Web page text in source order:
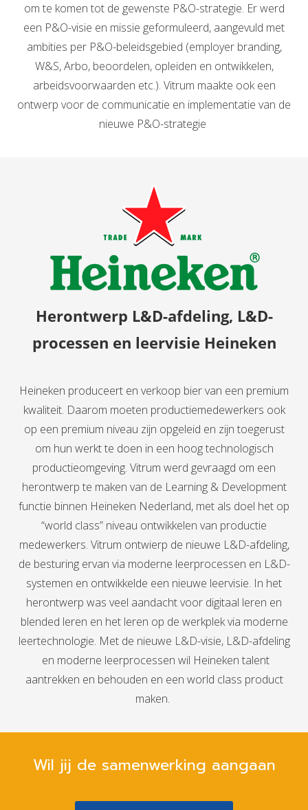
om te komen tot de gewenste P&O-strategie. Er werd
een P&O-visie en missie geformuleerd, aangevuld met
ambities per P&O-beleidsgebied (employer branding,
W&S, Arbo, beoordelen, opleiden en ontwikkelen,
arbeidsvoorwaarden etc.). Vitrum maakte ook een
ontwerp voor de communicatie en implementatie van de
nieuwe P&O-strategie
Herontwerp L&D-afdeling, L&D-
processen en leervisie Heineken
Heineken produceert en verkoop bier van een premium
kwaliteit. Daarom moeten productiemedewerkers ook
op een premium niveau zijn opgeleid en zijn toegerust
om hun werkt te doen in een hoog technologisch
productieomgeving. Vitrum werd gevraagd om een
herontwerp te maken van de Learning & Development
functie binnen Heineken Nederland, met als doel het op
“world class” niveau ontwikkelen van productie
medewerkers. Vitrum ontwierp de nieuwe L&D-afdeling,
de besturing ervan via moderne leerprocessen en L&D-
systemen en ontwikkelde een nieuwe leervisie. In het
herontwerp was veel aandacht voor digitaal leren en
blended leren en het leren op de werkplek via moderne
leertechnologie. Met de nieuwe L&D-visie, L&D-afdeling
en moderne leerprocessen wil Heineken talent
aantrekken en behouden en een world class product
maken.
Wil jij de samenwerking aangaan